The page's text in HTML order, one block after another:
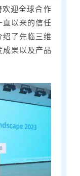
迎全球合作
直以来的信任
了先临三维
果以及产品